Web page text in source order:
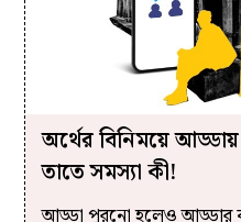
অর্থের বিনিময়ে
তাতে সমস্যা কী!